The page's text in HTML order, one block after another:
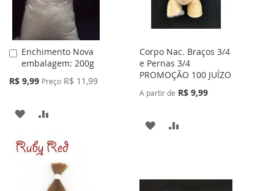
Enchimento Nova
embalagem: 200g
Preço
R$ 9,99 Preço R$ 11,99
Adicionar
ao
Carrinho
ADICIONAR
LISTACOMPARAR
Corpo Nac. Braços 3/4
e Pernas 3/4
PROMOÇÃO 100 JUÍZO
A partir de R$ 9,99
ADICIONAR